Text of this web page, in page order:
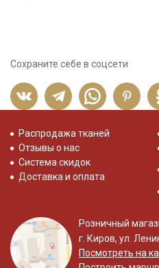
Сохраните себе в соцсети
Распродажа тканей
Отзывы о нас
Система скидок
Доставка и оплата
Розничный
г. Киров, ул.
Посмотреть на